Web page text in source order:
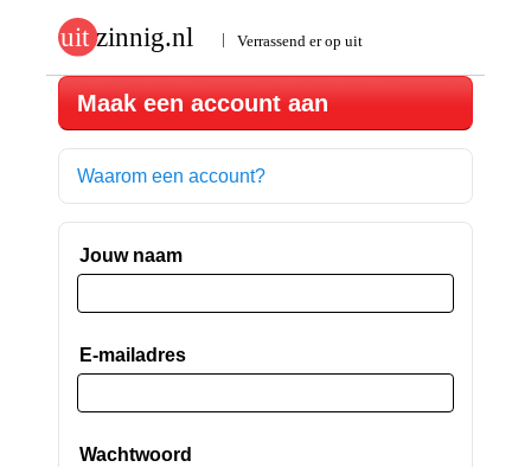
Maak een account aan
Waarom een account?
Jouw naam
E-mailadres
Wachtwoord